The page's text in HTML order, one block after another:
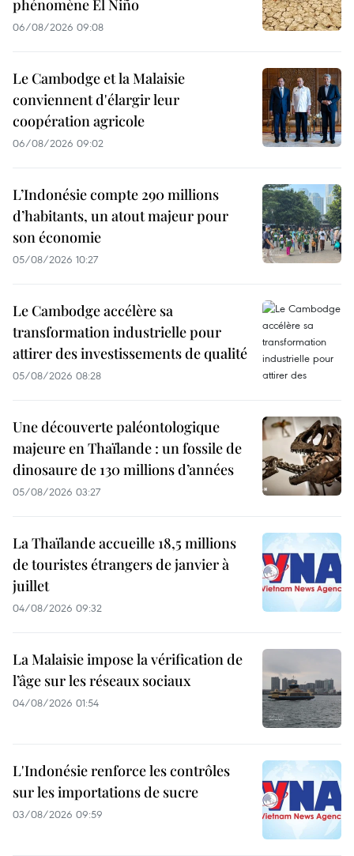
phénomène El Niño
06/08/2026 09:08
Le Cambodge et la Malaisie
conviennent d'élargir leur
coopération agricole
06/08/2026 09:02
L’Indonésie compte 290 millions
d’habitants, un atout majeur pour
son économie
05/08/2026 10:27
Le Cambodge accélère sa
transformation industrielle pour
attirer des investissements de qualité
05/08/2026 08:28
Une découverte paléontologique
majeure en Thaïlande : un fossile de
dinosaure de 130 millions d’années
05/08/2026 03:27
La Thaïlande accueille 18,5 millions
de touristes étrangers de janvier à
juillet
04/08/2026 09:32
La Malaisie impose la vérification de
l’âge sur les réseaux sociaux
04/08/2026 01:54
L'Indonésie renforce les contrôles
sur les importations de sucre
03/08/2026 09:59